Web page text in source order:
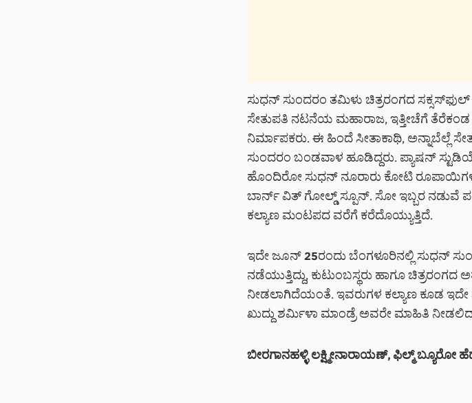
ಸುಧನ್ ಸುಂದರಂ ತಮಿಳು ಚಿತ್ರರಂಗದ
ಸೇತುಪತಿ ನಟನೆಯ ಮಹಾರಾಜ, ಇತ್ತೀಚೆಗೆ
ನಿರ್ಮಾಪಕರು. ಈ ಹಿಂದೆ ಸೀತಾಕಾಥಿ, ಅನ್ನಾಬೆಲ್ಲೆ
ಸುಂದರಂ ಬಂಡವಾಳ ಹೂಡಿದ್ದರು. ಪ್ಯಾಷನ್
ಹೊಂದಿರೋ ಸುಧನ್ ನೂರಾರು ಕೋಟಿ
ಬಾರ್ನ್ ವಿತ್ ಗೋಲ್ಡ್ ಸ್ಪೂನ್. ಸೋ ಇಬ್ಬರ ನಡುವೆ
ಕಲ್ಯಾಣ ಮಂಟಪದ ವರೆಗೆ ಕರೆದೊಯ್ಯುತ್ತಿದೆ.
ಇದೇ ಜೂನ್ 25ರಂದು ಬೆಂಗಳೂರಿನಲ್ಲಿ ಸುಧನ್
ನಡೆಯುತ್ತಿದ್ದು, ಕುಟುಂಬಸ್ಥರು ಹಾಗೂ ಚಿತ್ರರಂಗದ
ನೀಡಲಾಗಿದೆಯಂತೆ. ಇವರುಗಳ ಕಲ್ಯಾಣ ಕೂಡ ಇದೇ
ಖುದ್ದು ಶರ್ಮಿಳಾ ಮಾಂಡ್ರೆ ಅವರೇ ಮಾಹಿತಿ
ಬೀರಗಾನಹಳ್ಳಿ ಲಕ್ಷ್ಮೀನಾರಾಯಣ್, ಫಿಲ್ಮ್ಬ್ಯೂರೋ